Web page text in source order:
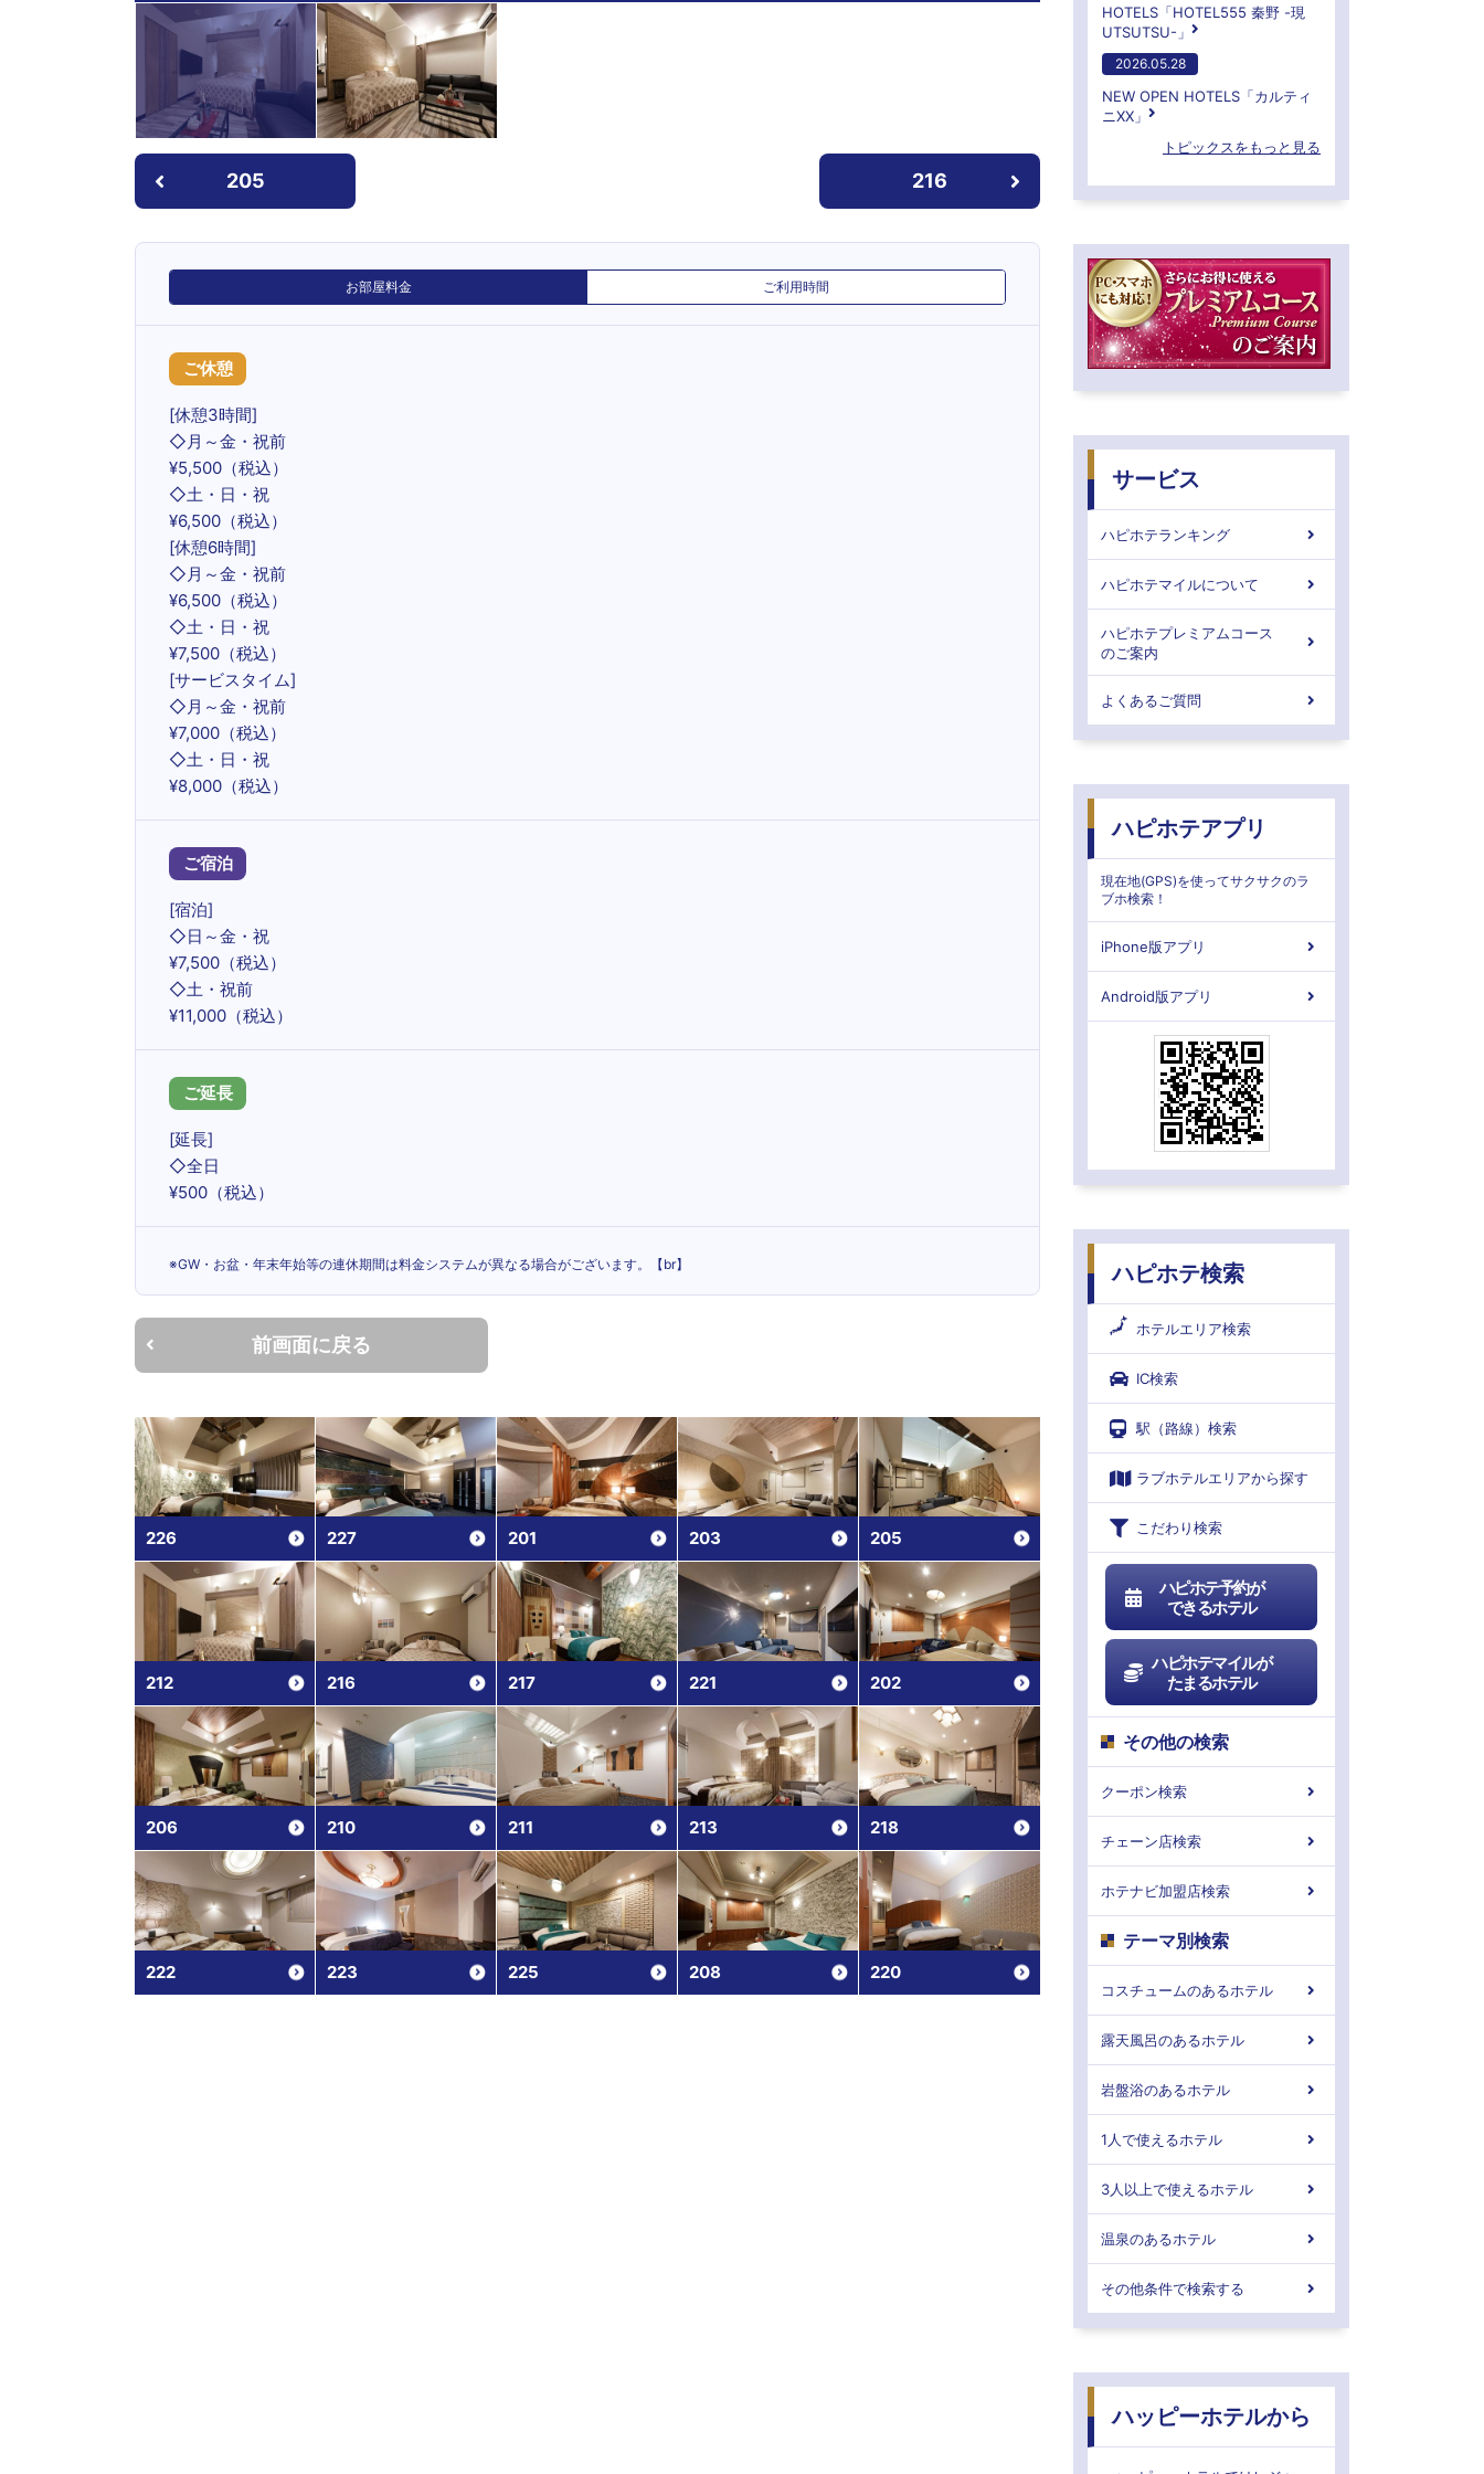
205 216
お部屋料金 ご利用時間
ご休憩
[休憩3時間]
◇月～金・祝前
¥5,500（税込）
◇土・日・祝
¥6,500（税込）
[休憩6時間]
◇月～金・祝前
¥6,500（税込）
◇土・日・祝
¥7,500（税込）
[サービスタイム]
◇月～金・祝前
¥7,000（税込）
◇土・日・祝
¥8,000（税込）
ご宿泊
[宿泊]
◇日～金・祝
¥7,500（税込）
◇土・祝前
¥11,000（税込）
ご延長
[延長]
◇全日
¥500（税込）
※GW・お盆・年末年始等の連休期間は料金システムが異なる場合がございます。【br】
前画面に戻る
226 227 201 203 205
212 216 217 221 202
206 210 211 213 218
222 223 225 208 220
HOTELS「HOTEL555 秦野 -現
UTSUTSU-」
2026.05.28
NEW OPEN HOTELS「カルティ
ニXX」
トピックスをもっと見る
サービス
ハピホテランキング
ハピホテマイルについて
ハピホテプレミアムコース
のご案内
よくあるご質問
ハピホテアプリ
現在地(GPS)を使ってサクサクのラ
ブホ検索！
iPhone版アプリ
Android版アプリ
ハピホテ検索
ホテルエリア検索
IC検索
駅（路線）検索
ラブホテルエリアから探す
こだわり検索
ハピホテ予約が
できるホテル
ハピホテマイルが
たまるホテル
その他の検索
クーポン検索
チェーン店検索
ホテナビ加盟店検索
テーマ別検索
コスチュームのあるホテル
露天風呂のあるホテル
岩盤浴のあるホテル
1人で使えるホテル
3人以上で使えるホテル
温泉のあるホテル
その他条件で検索する
ハッピーホテルから